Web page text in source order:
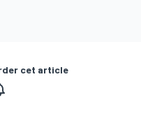
cet article